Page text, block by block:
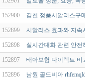
152900 김천 정품시알리스구
152899 시알리스 효과와 지속
152898 실시간대화 관련 안전
152897 태아보험 다이렉트 비
152896 남원 골드비아